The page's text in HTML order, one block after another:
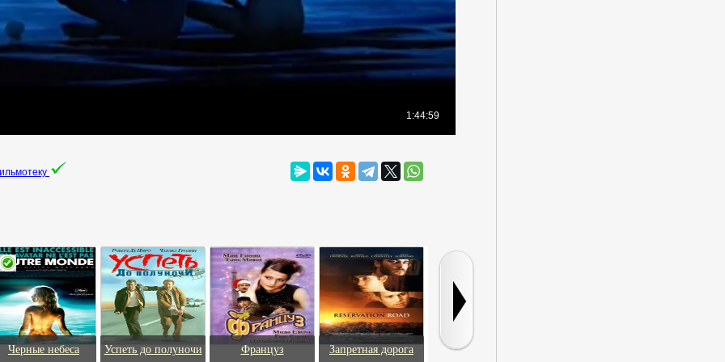
Черные небеса Успеть до полуночи Француз Запретная дорога
Большая афера в